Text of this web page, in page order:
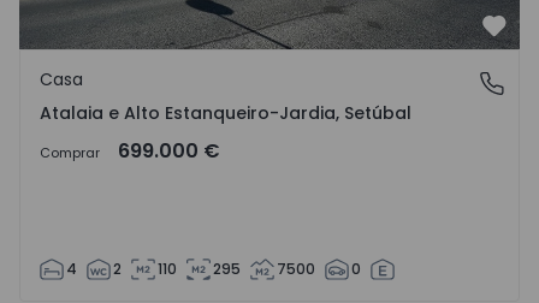
Atalaia e Alto Estanqueiro-Jardia, Setúbal
Casa
Atalaia e Alto Estanqueiro-Jardia, Setúbal
Comprar 699.000 €
4 2 110 295 7500 0